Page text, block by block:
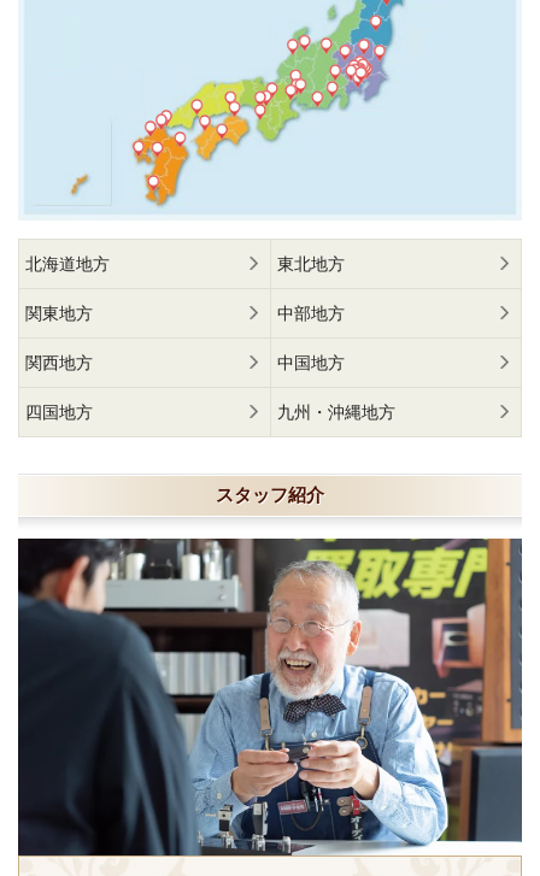
北海道地方 東北地方
関東地方 中部地方
関西地方 中国地方
四国地方 九州・沖縄地方
スタッフ紹介